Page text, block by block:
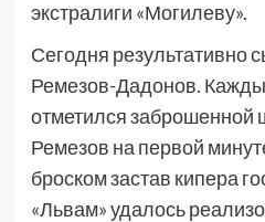
экстралиги «Могилеву».
Сегодня результативно
Ремезов-Дадонов.
отметился заброшенной
Ремезов на первой
броском застав кипера
«Львам» удалось